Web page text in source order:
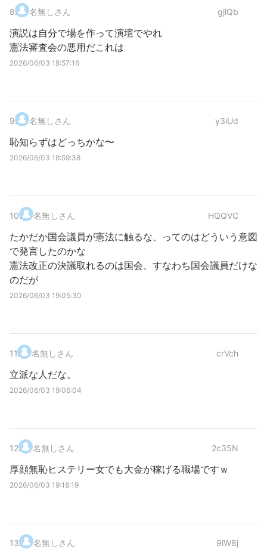
8. 名無しさん gjlQb
演説は自分で場を作って演壇でやれ
憲法審査会の悪用だこれは
2026/06/03 18:57:16
9. 名無しさん y3iUd
恥知らずはどっちかな〜
2026/06/03 18:59:38
10. 名無しさん HQQVC
たかだか国会議員が憲法に触るな、ってのはどういう意図
で発言したのかな
憲法改正の決議取れるのは国会、すなわち国会議員だけな
のだが
2026/06/03 19:05:30
11. 名無しさん crVch
立派な人だな。
2026/06/03 19:06:04
12. 名無しさん 2c35N
厚顔無恥ヒステリー女でも大金が稼げる職場ですｗ
2026/06/03 19:18:19
13. 名無しさん 9lW8j